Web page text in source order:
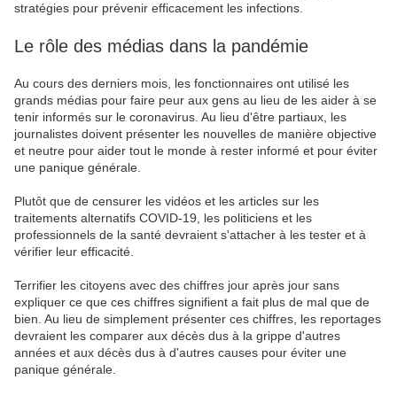
stratégies pour prévenir efficacement les infections.
Le rôle des médias dans la pandémie
Au cours des derniers mois, les fonctionnaires ont utilisé les
grands médias pour faire peur aux gens au lieu de les aider à se
tenir informés sur le coronavirus. Au lieu d'être partiaux, les
journalistes doivent présenter les nouvelles de manière objective
et neutre pour aider tout le monde à rester informé et pour éviter
une panique générale.
Plutôt que de censurer les vidéos et les articles sur les
traitements alternatifs COVID-19, les politiciens et les
professionnels de la santé devraient s'attacher à les tester et à
vérifier leur efficacité.
Terrifier les citoyens avec des chiffres jour après jour sans
expliquer ce que ces chiffres signifient a fait plus de mal que de
bien. Au lieu de simplement présenter ces chiffres, les reportages
devraient les comparer aux décès dus à la grippe d'autres
années et aux décès dus à d'autres causes pour éviter une
panique générale.